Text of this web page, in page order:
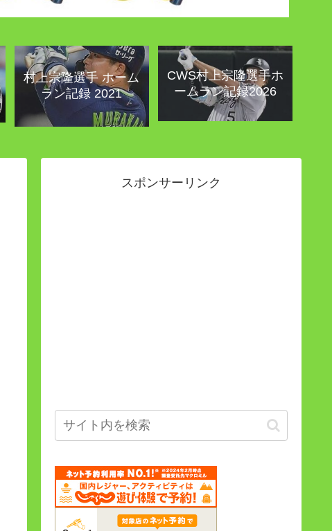
村上宗隆選手 ホーム
ラン記録 2021
CWS村上宗隆選手ホ
ームラン記録2026
スポンサーリンク